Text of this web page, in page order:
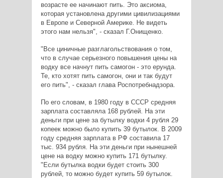
возрасте ее начинают пить. Это аксиома,
которая установлена другими цивилизациями
в Европе и Северной Америке. Не видеть
этого нам нельзя", - сказал Г.Онищенко.
"Все циничные разглагольствования о том,
что в случае серьезного повышения цены на
водку все начнут пить самогон - это ерунда.
Те, кто хотят пить самогон, они и так будут
его пить", - сказал глава Роспотребнадзора.
По его словам, в 1980 году в СССР средняя
зарплата составляла 168 рублей. На эти
деньги при цене за бутылку водки 4 рубля 29
копеек можно было купить 39 бутылок. В 2009
году средняя зарплата в РФ составила 17
тыс. 934 рубля. На эти деньги при нынешней
цене на водку можно купить 171 бутылку.
"Если бутылка водки будет стоить 300
рублей, то можно будет купить 59 бутылок.